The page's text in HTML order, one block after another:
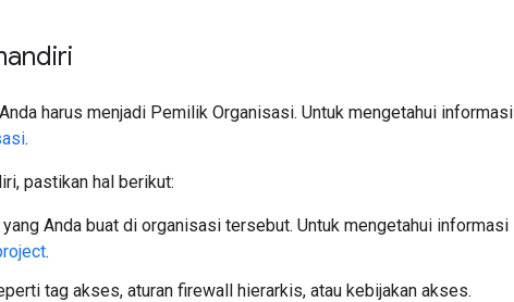
harus menjadi Pemilik Organisasi. Untuk mengetahui informasi
.
pastikan hal berikut:
Anda buat di organisasi tersebut. Untuk mengetahui informasi
.
tag akses, aturan firewall hierarkis, atau kebijakan akses.